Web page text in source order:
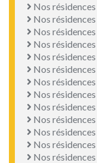
Nos
Nos
Nos
Nos
Nos
Nos
Nos
Nos
Nos
Nos
Nos
Nos
Nos